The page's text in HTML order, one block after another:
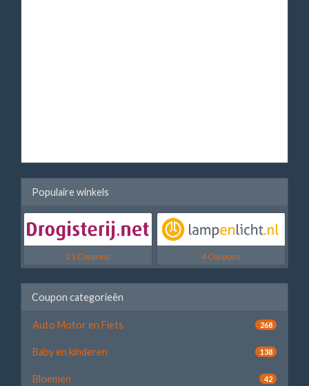
Populaire winkels
21 Coupons 4 Coupons
Coupon categorieën
Auto Motor en Fiets 268
Baby en kinderen 138
Bloemen 42